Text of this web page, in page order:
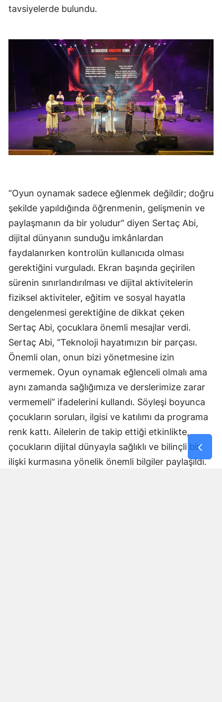
tavsiyelerde bulundu.
“Oyun oynamak sadece eğlenmek değildir; doğru
şekilde yapıldığında öğrenmenin, gelişmenin ve
paylaşmanın da bir yoludur” diyen Sertaç Abi,
dijital dünyanın sunduğu imkânlardan
faydalanırken kontrolün kullanıcıda olması
gerektiğini vurguladı. Ekran başında geçirilen
sürenin sınırlandırılması ve dijital aktivitelerin
fiziksel aktiviteler, eğitim ve sosyal hayatla
dengelenmesi gerektiğine de dikkat çeken
Sertaç Abi, çocuklara önemli mesajlar verdi.
Sertaç Abi, “Teknoloji hayatımızın bir parçası.
Önemli olan, onun bizi yönetmesine izin
vermemek. Oyun oynamak eğlenceli olmalı ama
aynı zamanda sağlığımıza ve derslerimize zarar
vermemeli” ifadelerini kullandı. Söyleşi boyunca
çocukların soruları, ilgisi ve katılımı da programa
renk kattı. Ailelerin de takip ettiği etkinlikte,
çocukların dijital dünyayla sağlıklı ve bilinçli bir
ilişki kurmasına yönelik önemli bilgiler paylaşıldı.